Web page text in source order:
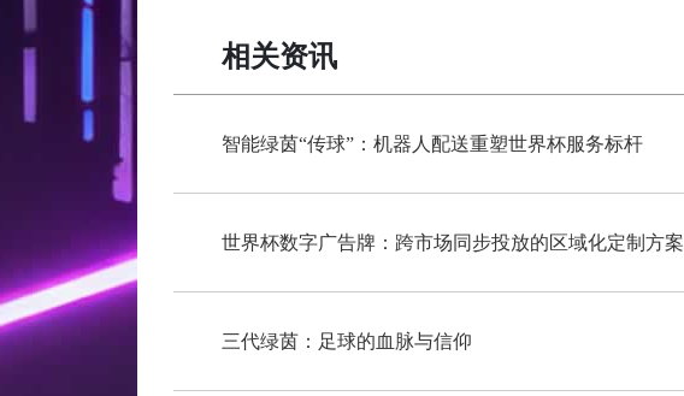
相关资讯
智能绿茵“传球”：机器人配送重塑世界杯服务标杆
世界杯数字广告牌：跨市场同步投放的区域化定制方案
三代绿茵：足球的血脉与信仰